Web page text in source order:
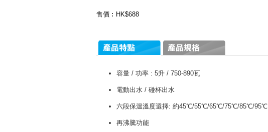
售價︰HK$688
容量 / 功率 : 5升 / 750-890瓦
電動出水 / 碰杯出水
六段保溫溫度選擇: 約45℃/55℃/65℃/75℃/85℃/95℃
再沸騰功能